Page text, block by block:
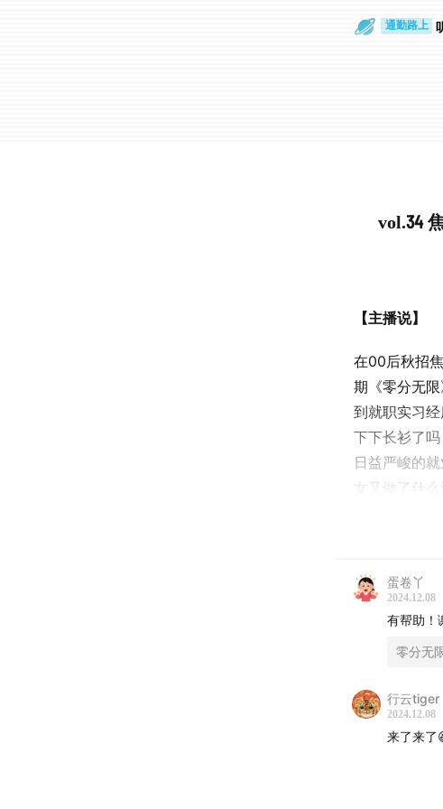
通勤路上
vol.34
【主播说】
在00后秋招
期《零分无
到就职实习
下下长衫了
日益严峻的
女又做了什
*豆子
*拾柒
*《未知青年
*《未知青年
【本期你将听
蛋卷丫
2024.12.08
有帮助！
零分无
行云tiger
2024.12.08
来了来了